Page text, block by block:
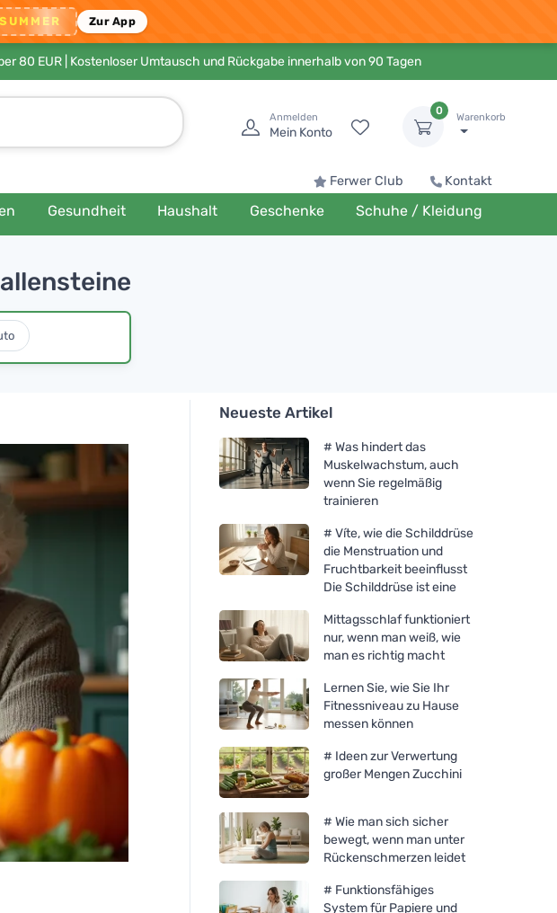
SUMMER Zur App
80 EUR | Kostenloser Umtausch und Rückgabe innerhalb von 90 Tagen
Anmelden
Mein Konto
0
Warenkorb
Ferwer Club Kontakt
Gesundheit Haushalt Geschenke Schuhe / Kleidung
Neueste Artikel
# Was hindert das
Muskelwachstum, auch
wenn Sie regelmäßig
trainieren
# Víte, wie die Schilddrüse
die Menstruation und
Fruchtbarkeit beeinflusst
Die Schilddrüse ist eine
Mittagsschlaf funktioniert
nur, wenn man weiß, wie
man es richtig macht
Lernen Sie, wie Sie Ihr
Fitnessniveau zu Hause
messen können
# Ideen zur Verwertung
großer Mengen Zucchini
# Wie man sich sicher
bewegt, wenn man unter
Rückenschmerzen leidet
# Funktionsfähiges
System für Papiere und